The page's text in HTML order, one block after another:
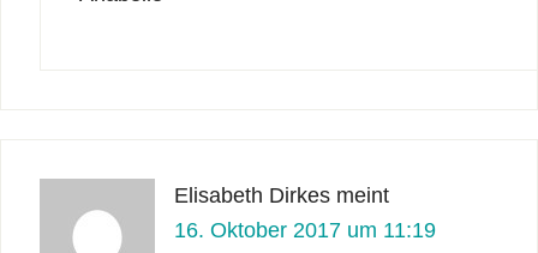
Elisabeth Dirkes meint
16. Oktober 2017 um 11:19